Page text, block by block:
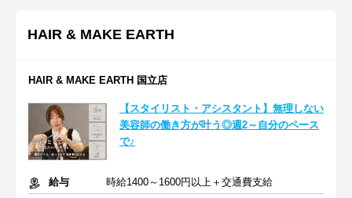
HAIR & MAKE EARTH
HAIR & MAKE EARTH 国立店
【スタイリスト・アシスタント】無理しない
美容師の働き方が叶う◎週2～自分のペース
で♪
給与
時給1400～1600円以上＋交通費支給